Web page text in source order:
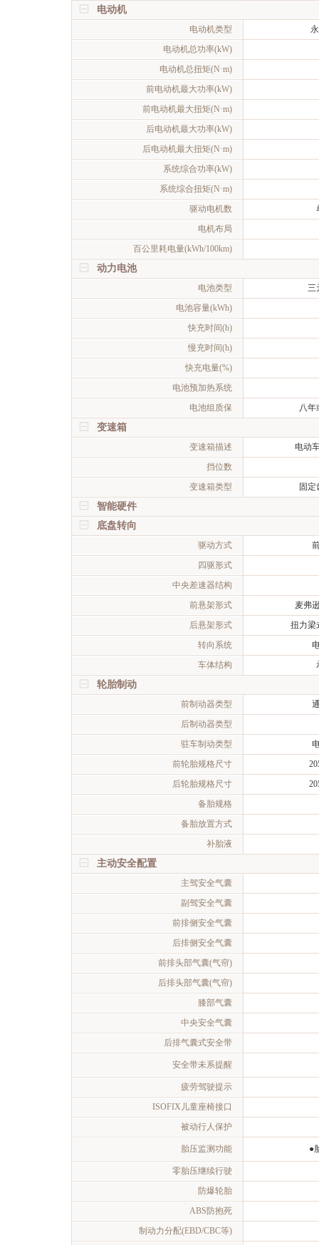
电动机
电动机类型
电动机总功率(kW)
电动机总扭矩(N·m)
前电动机最大功率(kW)
前电动机最大扭矩(N·m)
后电动机最大功率(kW)
后电动机最大扭矩(N·m)
系统综合功率(kW)
系统综合扭矩(N·m)
驱动电机数
电机布局
百公里耗电量(kWh/100km)
动力电池
电池类型
三
电池容量(kWh)
快充时间(h)
慢充时间(h)
快充电量(%)
电池预加热系统
电池组质保
八年
变速箱
变速箱描述
电动
挡位数
变速箱类型
固定
智能硬件
底盘转向
驱动方式
四驱形式
中央差速器结构
前悬架形式
麦弗
后悬架形式
扭力梁
转向系统
车体结构
轮胎制动
前制动器类型
后制动器类型
驻车制动类型
前轮胎规格尺寸
后轮胎规格尺寸
备胎规格
备胎放置方式
补胎液
主动安全配置
主驾安全气囊
副驾安全气囊
前排侧安全气囊
后排侧安全气囊
前排头部气囊(气帘)
后排头部气囊(气帘)
膝部气囊
中央安全气囊
后排气囊式安全带
安全带未系提醒
疲劳驾驶提示
ISOFIX儿童座椅接口
被动行人保护
胎压监测功能 ●
零胎压继续行驶
防爆轮胎
ABS防抱死
制动力分配(EBD/CBC等)